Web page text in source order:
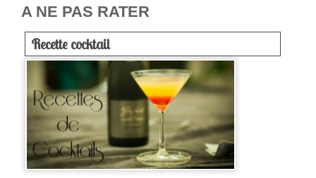
A NE PAS RATER
Recette cocktail